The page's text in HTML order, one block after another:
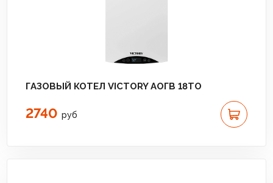
ГАЗОВЫЙ КОТЕЛ VICTORY АОГВ 18TО
2740 руб